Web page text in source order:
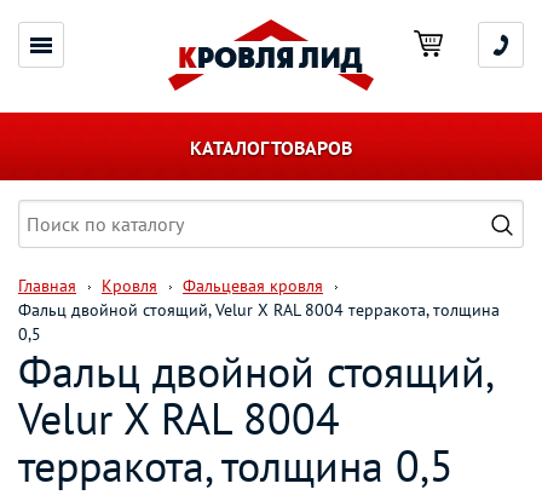
КАТАЛОГ ТОВАРОВ
Главная Кровля
Фальцевая кровля
Фальц двойной стоящий, Velur X RAL 8004 терракота, толщина
0,5
Фальц двойной стоящий,
Velur X RAL 8004
терракота, толщина 0,5